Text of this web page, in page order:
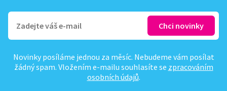
Novinky posíláme jednou za měsíc. Nebudeme vám posílat
žádný spam. Vložením e-mailu souhlasíte se zpracováním
osobních údajů.